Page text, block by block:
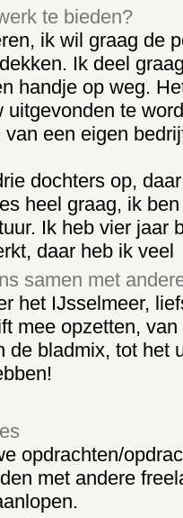
te bieden?
ik wil graag de
Ik deel
handje op weg.
uitgevonden te
een eigen
dochters op,
heel graag, ik
Ik heb vier jaar
daar heb ik veel
samen met
het IJsselmeer,
mee opzetten,
de bladmix, tot het
opdrachten/
met andere